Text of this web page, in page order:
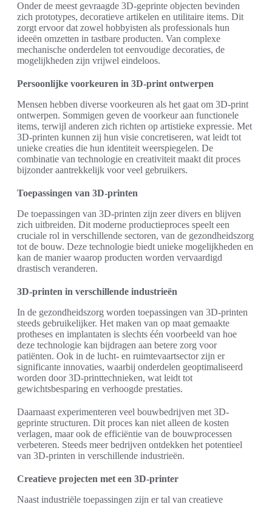
Onder de meest gevraagde 3D-geprinte objecten bevinden
zich prototypes, decoratieve artikelen en utilitaire items. Dit
zorgt ervoor dat zowel hobbyisten als professionals hun
ideeën omzetten in tastbare producten. Van complexe
mechanische onderdelen tot eenvoudige decoraties, de
mogelijkheden zijn vrijwel eindeloos.
Persoonlijke voorkeuren in 3D-print ontwerpen
Mensen hebben diverse voorkeuren als het gaat om 3D-print
ontwerpen. Sommigen geven de voorkeur aan functionele
items, terwijl anderen zich richten op artistieke expressie. Met
3D-printen kunnen zij hun visie concretiseren, wat leidt tot
unieke creaties die hun identiteit weerspiegelen. De
combinatie van technologie en creativiteit maakt dit proces
bijzonder aantrekkelijk voor veel gebruikers.
Toepassingen van 3D-printen
De toepassingen van 3D-printen zijn zeer divers en blijven
zich uitbreiden. Dit moderne productieproces speelt een
cruciale rol in verschillende sectoren, van de gezondheidszorg
tot de bouw. Deze technologie biedt unieke mogelijkheden en
kan de manier waarop producten worden vervaardigd
drastisch veranderen.
3D-printen in verschillende industrieën
In de gezondheidszorg worden toepassingen van 3D-printen
steeds gebruikelijker. Het maken van op maat gemaakte
protheses en implantaten is slechts één voorbeeld van hoe
deze technologie kan bijdragen aan betere zorg voor
patiënten. Ook in de lucht- en ruimtevaartsector zijn er
significante innovaties, waarbij onderdelen geoptimaliseerd
worden door 3D-printtechnieken, wat leidt tot
gewichtsbesparing en verhoogde prestaties.
Daarnaast experimenteren veel bouwbedrijven met 3D-
geprinte structuren. Dit proces kan niet alleen de kosten
verlagen, maar ook de efficiëntie van de bouwprocessen
verbeteren. Steeds meer bedrijven ontdekken het potentieel
van 3D-printen in verschillende industrieën.
Creatieve projecten met een 3D-printer
Naast industriële toepassingen zijn er tal van creatieve